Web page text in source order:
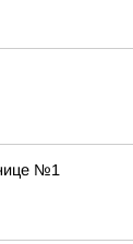
№1